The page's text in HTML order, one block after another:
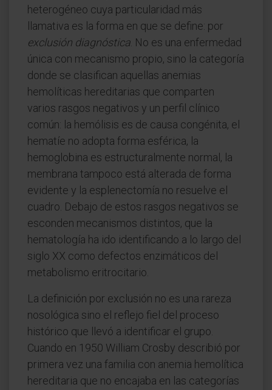
heterogéneo cuya particularidad más
llamativa es la forma en que se define: por
exclusión diagnóstica . No es una enfermedad
única con mecanismo propio, sino la categoría
donde se clasifican aquellas anemias
hemolíticas hereditarias que comparten
varios rasgos negativos y un perfil clínico
común: la hemólisis es de causa congénita, el
hematíe no adopta forma esférica, la
hemoglobina es estructuralmente normal, la
membrana tampoco está alterada de forma
evidente y la esplenectomía no resuelve el
cuadro. Debajo de estos rasgos negativos se
esconden mecanismos distintos, que la
hematología ha ido identificando a lo largo del
siglo XX como defectos enzimáticos del
metabolismo eritrocitario.
La definición por exclusión no es una rareza
nosológica sino el reflejo fiel del proceso
histórico que llevó a identificar el grupo.
Cuando en 1950 William Crosby describió por
primera vez una familia con anemia hemolítica
hereditaria que no encajaba en las categorías